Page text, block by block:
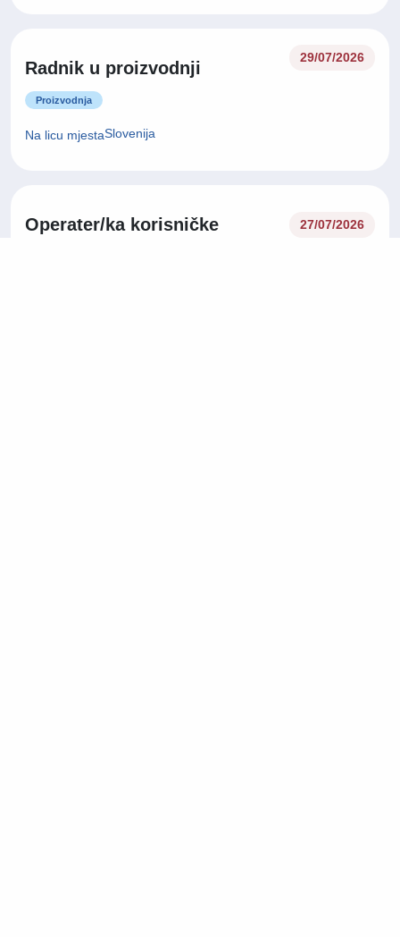
Radnik u proizvodnji
29/07/2026
Proizvodnja
Na licu mjestaSlovenija
Operater/ka korisničke
27/07/2026